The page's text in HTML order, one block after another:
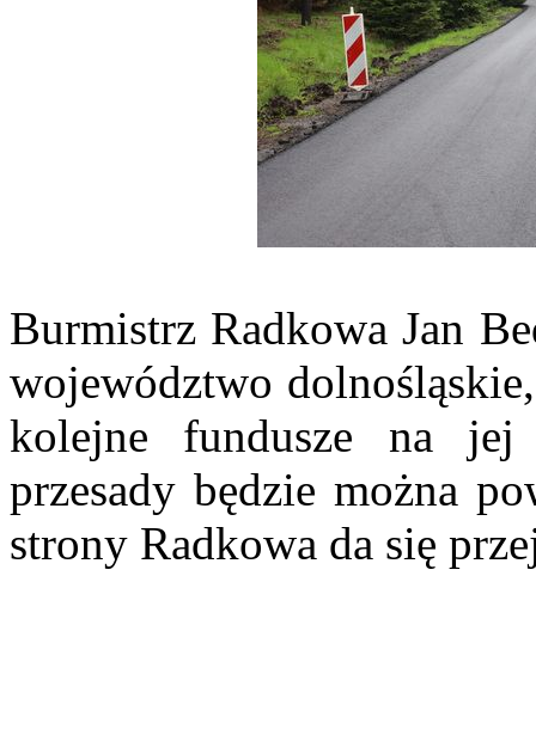
Burmistrz Radkowa Jan
województwo
kolejne fundusze na jej
przesady będzie można
strony Radkowa da się